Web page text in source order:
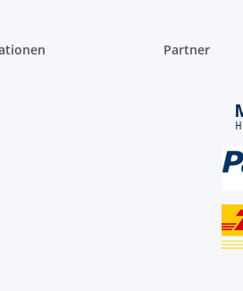
Partner